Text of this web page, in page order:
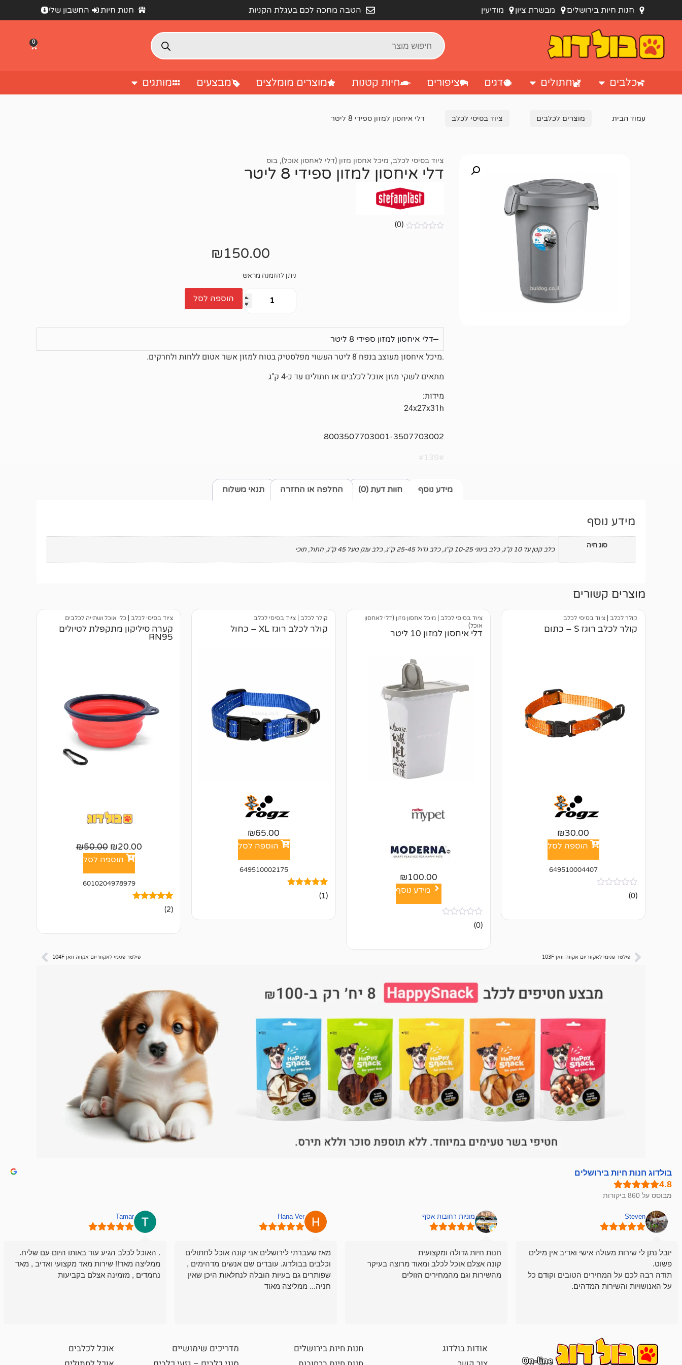
חנות חיות בירושלים מבשרת ציון מודיעין הטבה מחכה לכם בעגלת הקניות חנות חיות החשבון שלי
0
כלבים חתולים דגים ציפורים חיות קטנות מוצרים מומלצים מבצעים מותגים
עמוד הבית מוצרים לכלבים ציוד בסיסי לכלב דלי איחסון למזון ספידי 8 ליטר
ציוד בסיסי לכלב, מיכל אחסון מזון (דלי לאחסון אוכל), בוס
דלי איחסון למזון ספידי 8 ליטר
(0)
₪150.00
ניתן להזמנה מראש
הוספה לסל
דלי איחסון למזון ספידי 8 ליטר
.מיכל איחסון מעוצב בנפח ׁ8 ליטר העשוי מפלסטיק בטוח למזון אשר אטום ללחות ולחרקים.
מתאים לשקי מזון אוכל לכלבים או חתולים עד כ-4 ק"ג
מידות:
24x27x31h
8003507703001-3507703002
#139#
מידע נוסף תנאי משלוח חוות דעת (0) החלפה או החזרה
מידע נוסף
סוג חיה כלב קטן עד 10 ק"ג ,כלב בינוני 10-25 ק"ג ,כלב גדול 25-45 ק"ג ,כלב ענק מעל 45 ק"ג , חתול, תוכי
מוצרים קשורים
קולר לכלב | ציוד בסיסי לכלב
קולר לכלב רוגז S – כתום
₪30.00
הוספה לסל
649510004407
אין
ביקורות
(0)
ציוד בסיסי לכלב | מיכל אחסון מזון (דלי לאחסון
אוכל)
דלי איחסון למזון 10 ליטר
₪100.00
מידע נוסף
אין
ביקורות
(0)
קולר לכלב | ציוד בסיסי לכלב
קולר לכלב רוגז XL – כחול
₪65.00
הוספה לסל
649510002175
מדורג
5.00
1(1)
ציוד בסיסי לכלב | כלי אוכל ושתייה לכלבים
קערה סיליקון מתקפלת לטיולים
RN95
₪20.00
₪50.00
הוספה לסל
6010204978979
מדורגים
5.00
2(2)
פילטר פנימי לאקווריום אקווה וואן 103F פילטר פנימי לאקווריום אקווה וואן 104F
בולדוג חנות חיות בירושלים
מבוסס על 860 ביקורות
Steven
יובל נתן לי שירות מעולה אישי ואדיב אין מילים
פשוט.
תודה רבה לכם על המחירים הטובים וקודם כל
על האנושויות והשירות המדהים.
מוניות רחובות אסף
חנות חיות גדולה ומקצועית
קונה אצלם אוכל לכלב ומאוד מרוצה בעיקר
מהשירות וגם מהמחירים הזולים
Hana Ver
מאז שעברתי לירושלים אני קונה אוכל לחתולים
וכלבים בבולדוג. עובדים שם אנשים מדהימים ,
שפותרים גם בעיות הובלה לנחלאות היכן שאין
חניה... ממליצה מאוד
Tamar
. האוכל לכלב הגיע עוד באותו היום עם שליח.
ממליצה מאד!! שירות מאד מקצועי ואדיב , מאד
נחמדים , מזמינה אצלם בקביעות
אודות בולדוג
חנות חיות בירושלים
מדריכים שימושיים
אוכל לכלבים